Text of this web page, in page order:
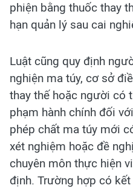
phiện bằng thuốc thay
hạn quản lý sau cai
Luật cũng quy định
nghiện ma túy, cơ sở
thay thế hoặc người có
phạm hành chính đối
phép chất ma túy mới
xét nghiệm hoặc đề
chuyên môn thực hiện
định. Trường hợp có